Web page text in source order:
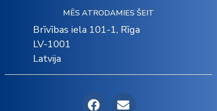
MĒS ATRODAMIES ŠEIT
Brīvības iela 101-1, Rīga
LV-1001
Latvija